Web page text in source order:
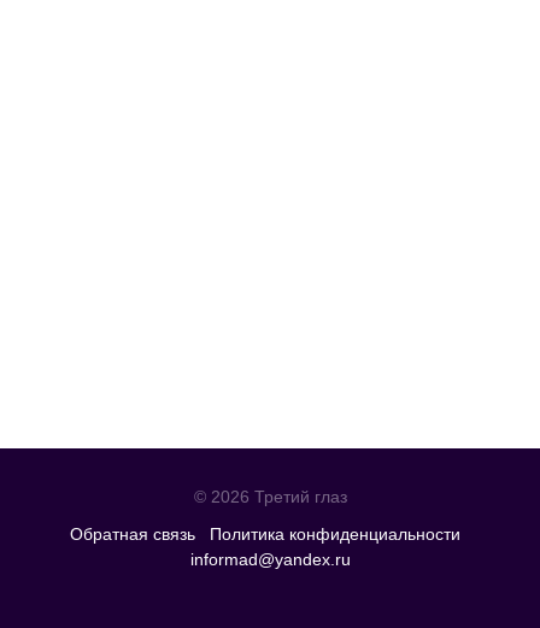
© 2026 Третий глаз
Обратная связь
Политика конфиденциальности
informad@yandex.ru